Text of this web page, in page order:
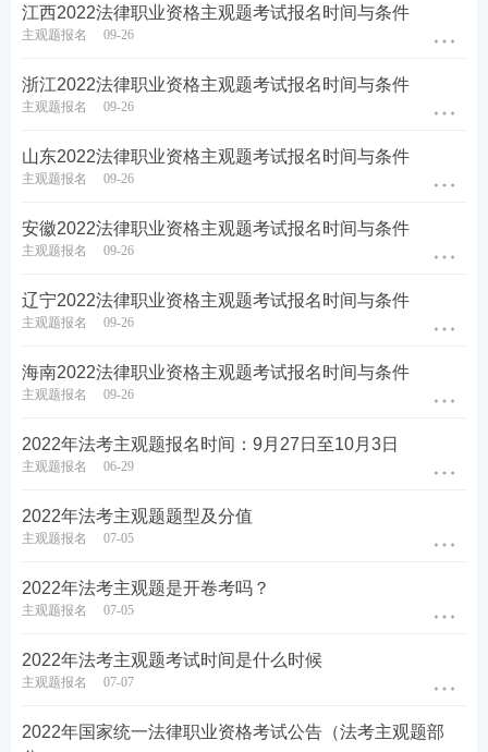
江西2022法律职业资格主观题考试报名时间与条件
主观题报名 09-26
浙江2022法律职业资格主观题考试报名时间与条件
主观题报名 09-26
山东2022法律职业资格主观题考试报名时间与条件
主观题报名 09-26
安徽2022法律职业资格主观题考试报名时间与条件
主观题报名 09-26
辽宁2022法律职业资格主观题考试报名时间与条件
主观题报名 09-26
海南2022法律职业资格主观题考试报名时间与条件
主观题报名 09-26
2022年法考主观题报名时间：9月27日至10月3日
主观题报名 06-29
2022年法考主观题题型及分值
主观题报名 07-05
2022年法考主观题是开卷考吗？
主观题报名 07-05
2022年法考主观题考试时间是什么时候
主观题报名 07-07
2022年国家统一法律职业资格考试公告（法考主观题部